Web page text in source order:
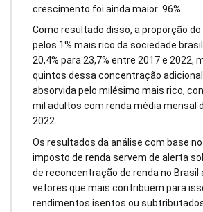
crescimento foi ainda maior: 96%.
Como resultado disso, a proporção
pelos 1% mais rico da sociedade
20,4% para 23,7% entre 2017 e 2022,
quintos dessa concentração
absorvida pelo milésimo mais rico,
mil adultos com renda média mensal
2022.
Os resultados da análise com base
imposto de renda servem de alerta
de reconcentração de renda no Brasil
vetores que mais contribuem para
rendimentos isentos ou